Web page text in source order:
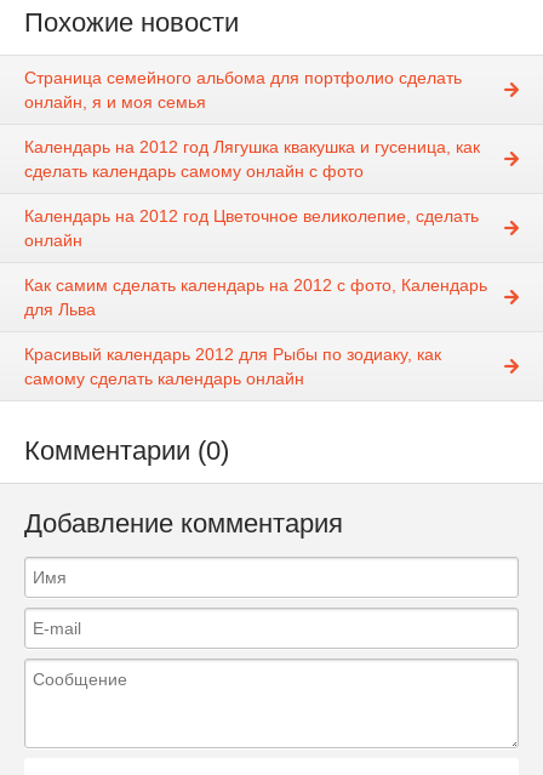
Похожие новости
Страница семейного альбома для портфолио сделать
онлайн, я и моя семья
Календарь на 2012 год Лягушка квакушка и гусеница, как
сделать календарь самому онлайн с фото
Календарь на 2012 год Цветочное великолепие, сделать
онлайн
Как самим сделать календарь на 2012 с фото, Календарь
для Льва
Красивый календарь 2012 для Рыбы по зодиаку, как
самому сделать календарь онлайн
Комментарии (0)
Добавление комментария